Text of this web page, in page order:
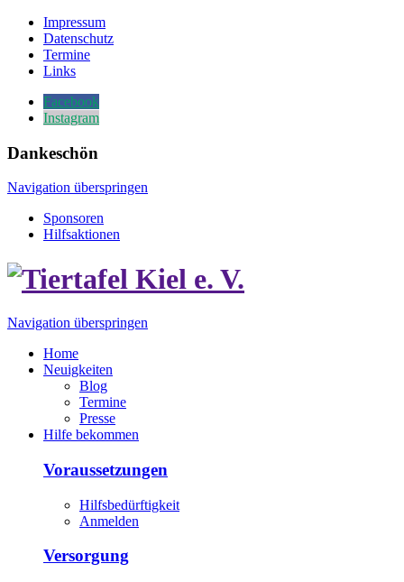
Impressum
Datenschutz
Termine
Links
Facebook
Instagram
Dankeschön
Navigation überspringen
Sponsoren
Hilfsaktionen
Navigation überspringen
Home
Neuigkeiten
Blog
Termine
Presse
Hilfe bekommen
Voraussetzungen
Hilfsbedürftigkeit
Anmelden
Versorgung